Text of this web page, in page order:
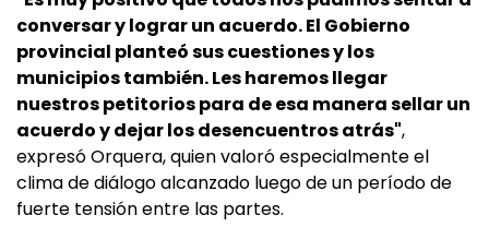
conversar y lograr un acuerdo. El Gobierno
provincial planteó sus cuestiones y los
municipios también. Les haremos llegar
nuestros petitorios para de esa manera sellar un
acuerdo y dejar los desencuentros atrás",
expresó Orquera, quien valoró especialmente el
clima de diálogo alcanzado luego de un período de
fuerte tensión entre las partes.